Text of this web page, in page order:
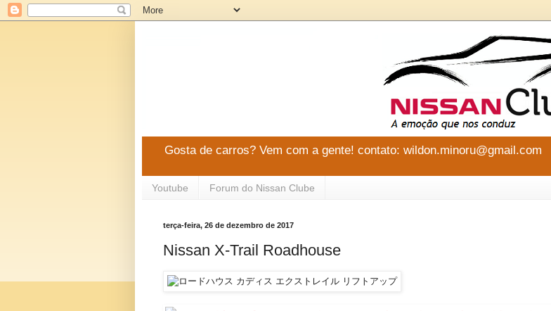
Gosta de carros? Vem com a gente! contato: wildon.minoru@gmail.com
Youtube Forum do Nissan Clube
terça-feira, 26 de dezembro de 2017
Nissan X-Trail Roadhouse